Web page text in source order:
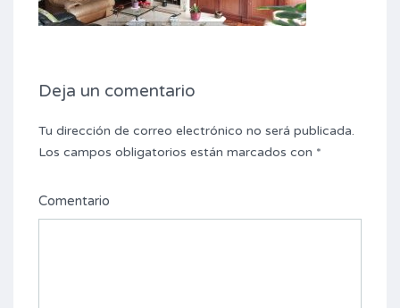
Deja un comentario
Tu dirección de correo electrónico no será publicada.
Los campos obligatorios están marcados con *
Comentario